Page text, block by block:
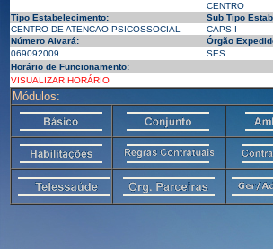
CENTRO
Tipo Estabelecimento:
Sub Tipo
CENTRO DE ATENCAO PSICOSSOCIAL
CAPS I
Número Alvará:
Órgão
069092009
SES
Horário de Funcionamento:
VISUALIZAR HORÁRIO
Módulos: